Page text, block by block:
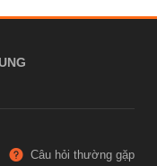
Câu hỏi thường gặp